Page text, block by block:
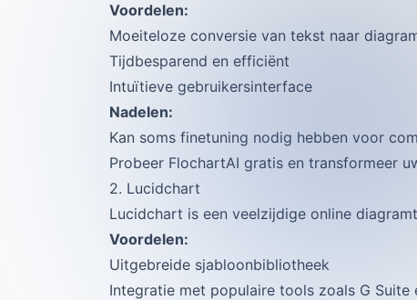
Voordelen:
Moeiteloze conversie van tekst naar
Tijdbesparend en efficiënt
Intuïtieve gebruikersinterface
Nadelen:
Kan soms finetuning nodig hebben voor
Probeer FlochartAI gratis en transformeer
2. Lucidchart
Lucidchart is een veelzijdige online
Voordelen:
Uitgebreide sjabloonbibliotheek
Integratie met populaire tools zoals G